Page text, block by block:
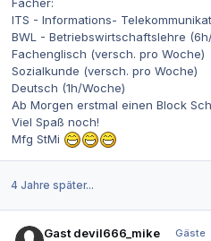
Fächer:
ITS - Informations-
BWL - Betriebswirtschaftslehre
Fachenglisch (versch. pro Woche)
Sozialkunde (versch. pro Woche)
Deutsch (1h/Woche)
Ab Morgen erstmal einen Block
Viel Spaß noch!
Mfg StMi
4 Jahre später...
Gast devil666_mike Gäste